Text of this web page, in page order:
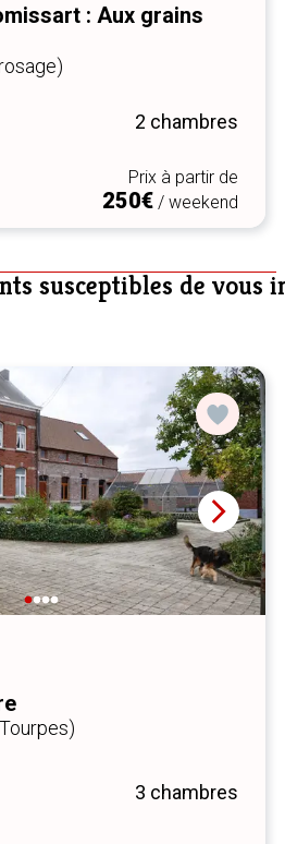
: Aux grains
2 chambres
Prix à partir de
250€/ weekend
susceptibles de vous
3 chambres